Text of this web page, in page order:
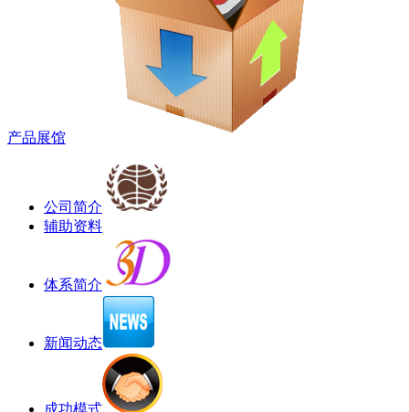
产品展馆
公司简介
辅助资料
体系简介
新闻动态
成功模式